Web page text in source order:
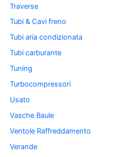
Traverse
Tubi & Cavi freno
Tubi aria condizionata
Tubi carburante
Tuning
Turbocompressori
Usato
Vasche Baule
Ventole Raffreddamento
Verande